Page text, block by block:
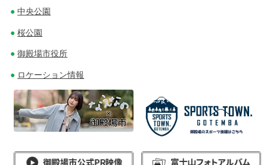
中央公園
桜公園
御殿場市役所
ロケーション情報